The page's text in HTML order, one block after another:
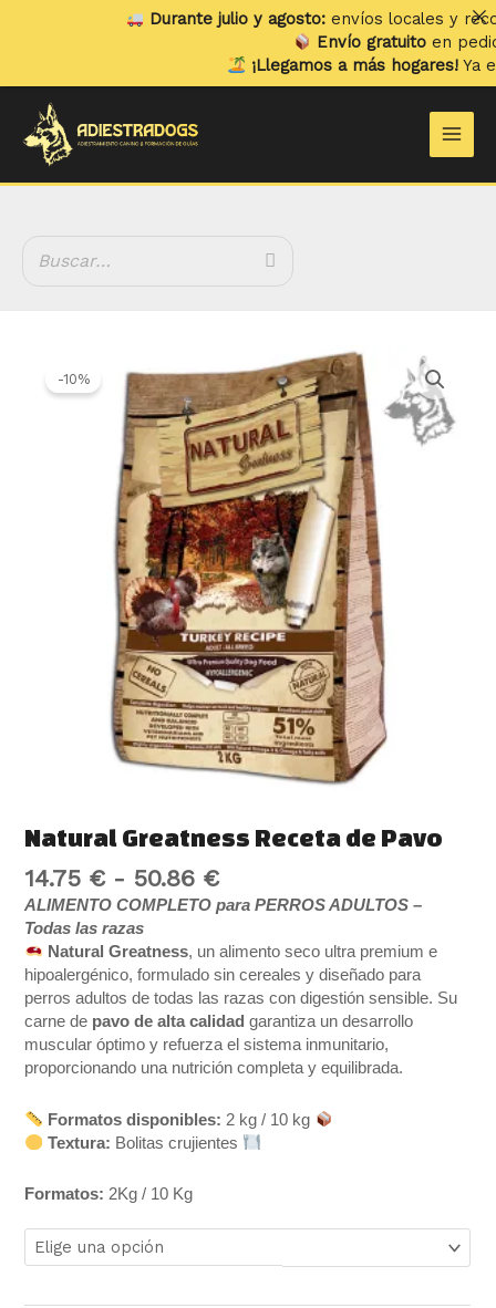
-10%
Natural Greatness Receta de Pavo
14.75 € - 50.86 €
de
precios:
desde
14.75 €
hasta
50.86 €
ALIMENTO COMPLETO para PERROS ADULTOS –
Todas las razas
Natural Greatness, un alimento seco ultra premium e
hipoalergénico, formulado sin cereales y diseñado para
perros adultos de todas las razas con digestión sensible. Su
carne de pavo de alta calidad garantiza un desarrollo
muscular óptimo y refuerza el sistema inmunitario,
proporcionando una nutrición completa y equilibrada.
Formatos disponibles: 2 kg / 10 kg
Textura: Bolitas crujientes
Formatos: 2Kg / 10 Kg
Greatness
Receta
Durante julio y agosto:envíos locales y
Envío gratuitoen
¡Llegamos a más hogares!Ya